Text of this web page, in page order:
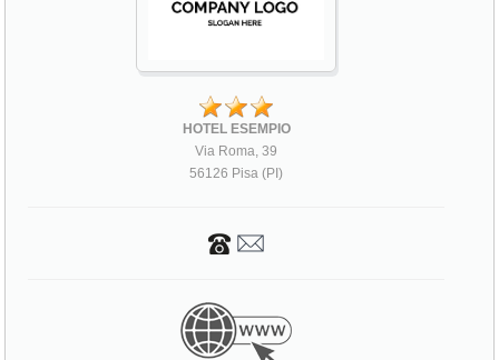
HOTEL ESEMPIO
Via Roma, 39
56126 Pisa (PI)